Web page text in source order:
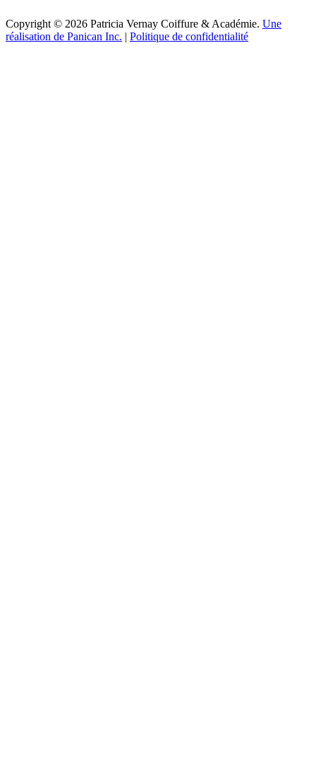
Copyright © 2026 Patricia Vernay Coiffure & Académie. Une
réalisation de Panican Inc. | Politique de confidentialité